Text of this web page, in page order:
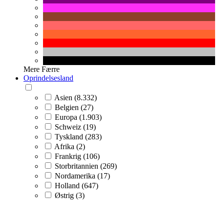
Mere Færre
Oprindelsesland
Asien (8.332)
Belgien (27)
Europa (1.903)
Schweiz (19)
Tyskland (283)
Afrika (2)
Frankrig (106)
Storbritannien (269)
Nordamerika (17)
Holland (647)
Østrig (3)